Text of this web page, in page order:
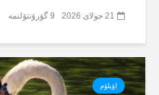
21 جولای 2026 9 گؤرۆنتۆلنمە
اؤیلۆم